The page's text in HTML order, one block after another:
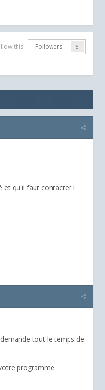
this Followers 5
et qu'il faut contacter l
tout le temps de
programme.